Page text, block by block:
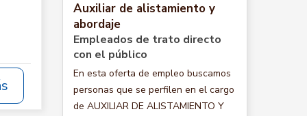
Auxiliar de alistamiento y
abordaje
Empleados de trato directo
con el público
En esta oferta de empleo buscamos
personas que se perfilen en el cargo
de AUXILIAR DE ALISTAMIENTO Y